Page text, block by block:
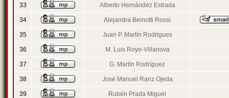
33 Alberto Hernández Estrada
34 Alejandra Beinotti Rossi
35 Juan P. Martín Rodrigues
36 M. Luis Royo-Villanova
37 G. Martín Rodríguez
38 José Manuel Ranz Ojeda
39 Rubén Prada Miguel